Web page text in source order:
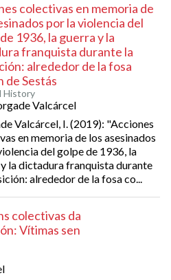
colectivas en memoria de
por la violencia del
1936, la guerra y la
franquista durante la
alrededor de la fosa
de Sestás
History
Valcárcel
Valcárcel, I. (2019): "Acciones
en memoria de los asesinados
del golpe de 1936, la
la dictadura franquista durante
alrededor de la fosa co...
colectivas da
Vítimas sen